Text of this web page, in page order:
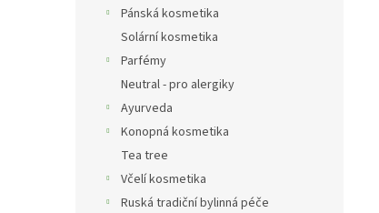
Pánská kosmetika
Solární kosmetika
Parfémy
Neutral - pro alergiky
Ayurveda
Konopná kosmetika
Tea tree
Včelí kosmetika
Ruská tradiční bylinná péče